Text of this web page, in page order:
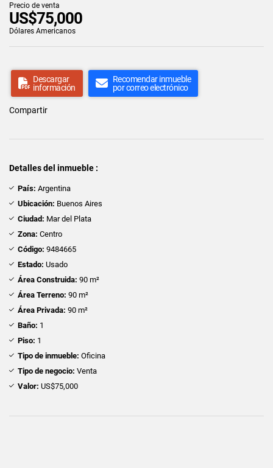
Precio de venta
US$75,000
Dólares Americanos
Descargar
información
Recomendar inmueble
por correo electrónico
Compartir
Detalles del inmueble :
País: Argentina
Ubicación: Buenos Aires
Ciudad: Mar del Plata
Zona: Centro
Código: 9484665
Estado: Usado
Área Construida: 90 m²
Área Terreno: 90 m²
Área Privada: 90 m²
Baño: 1
Piso: 1
Tipo de inmueble: Oficina
Tipo de negocio: Venta
Valor: US$75,000